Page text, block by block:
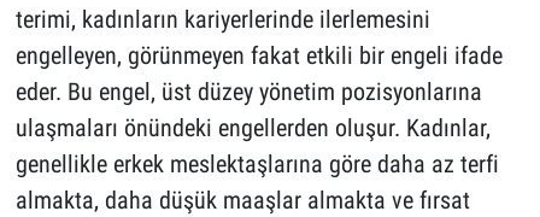
terimi, kadınların kariyerlerinde ilerlemesini
engelleyen, görünmeyen fakat etkili bir engeli ifade
eder. Bu engel, üst düzey yönetim pozisyonlarına
ulaşmaları önündeki engellerden oluşur. Kadınlar,
genellikle erkek meslektaşlarına göre daha az terfi
almakta, daha düşük maaşlar almakta ve fırsat